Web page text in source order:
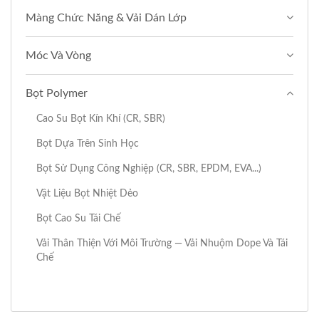
Màng Chức Năng & Vải Dán Lớp
Móc Và Vòng
Bọt Polymer
Cao Su Bọt Kín Khí (CR, SBR)
Bọt Dựa Trên Sinh Học
Bọt Sử Dụng Công Nghiệp (CR, SBR, EPDM, EVA...)
Vật Liệu Bọt Nhiệt Dẻo
Bọt Cao Su Tái Chế
Vải Thân Thiện Với Môi Trường — Vải Nhuộm Dope Và Tái
Chế